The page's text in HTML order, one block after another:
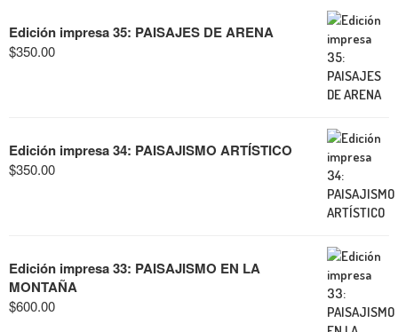
Edición impresa 35: PAISAJES DE ARENA
$350.00
Edición impresa 34: PAISAJISMO ARTÍSTICO
$350.00
Edición impresa 33: PAISAJISMO EN LA
MONTAÑA
$600.00